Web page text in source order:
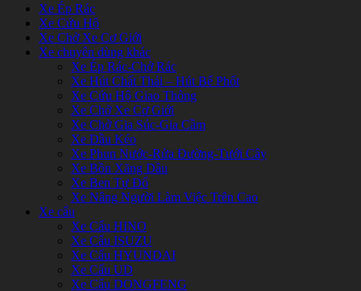
Xe Ép Rác
Xe Cứu Hộ
Xe Chở Xe Cơ Giới
Xe chuyên dùng khác
Xe Ép Rác-Chở Rác
Xe Hút Chất Thải – Hút Bể Phốt
Xe Cứu Hộ Giao Thông
Xe Chở Xe Cơ Giới
Xe Chở Gia Súc-Gia Cầm
Xe Đầu Kéo
Xe Phun Nước-Rửa Đường-Tưới Cây
Xe Bồn Xăng Dầu
Xe Ben Tự Đổ
Xe Nâng Người Làm Việc Trên Cao
Xe cẩu
Xe Cẩu HINO
Xe Cẩu ISUZU
Xe Cẩu HYUNDAI
Xe Cẩu UD
Xe Cẩu DONGFENG